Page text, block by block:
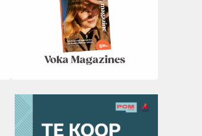
Voka Magazines